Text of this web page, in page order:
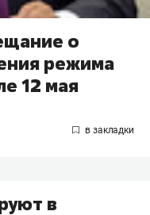
о
режима
12 мая
в